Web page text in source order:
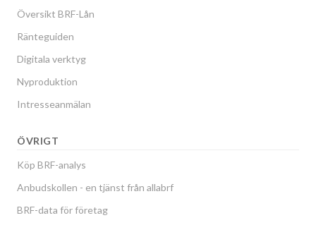
Översikt BRF-Lån
Ränteguiden
Digitala verktyg
Nyproduktion
Intresseanmälan
ÖVRIGT
Köp BRF-analys
Anbudskollen - en tjänst från allabrf
BRF-data för företag